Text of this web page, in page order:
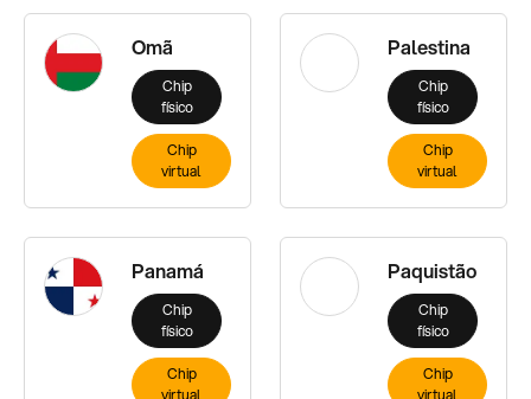
Omã
Chip
físico
Chip
virtual
Palestina
Chip
físico
Chip
virtual
Panamá
Chip
físico
Chip
virtual
Paquistão
Chip
físico
Chip
virtual